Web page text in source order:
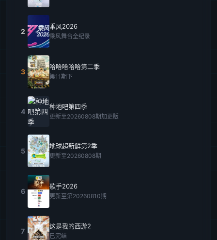
2
乘风2026
乘风舞台全纪录
3
哈哈哈哈哈第二季
第11期下
4
种地吧第四季
更新至20260808期加更版
5
地球超新鲜第2季
更新至20260808期
6
歌手2026
更新至第20260810期
7
这是我的西游2
已完结